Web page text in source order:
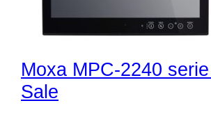
Moxa MPC-2240
Sale